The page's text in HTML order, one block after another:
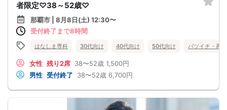
者限定♡38～52歳♡
那覇市 | 8月8日(土) 12:30〜
受付終了まで8時間
はなしま専科 30代向け 40代向け 50代向け バツイチ・再婚
女性 残り2席 38〜52歳 1,500円
男性 受付終了 38〜52歳 6,700円